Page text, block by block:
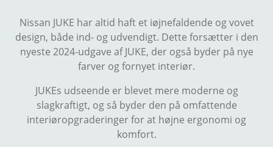
Nissan JUKE har altid haft et iøjnefaldende og vovet
design, både ind- og udvendigt. Dette forsætter i den
nyeste 2024-udgave af JUKE, der også byder på nye
farver og fornyet interiør.
JUKEs udseende er blevet mere moderne og
slagkraftigt, og så byder den på omfattende
interiøropgraderinger for at højne ergonomi og
komfort.